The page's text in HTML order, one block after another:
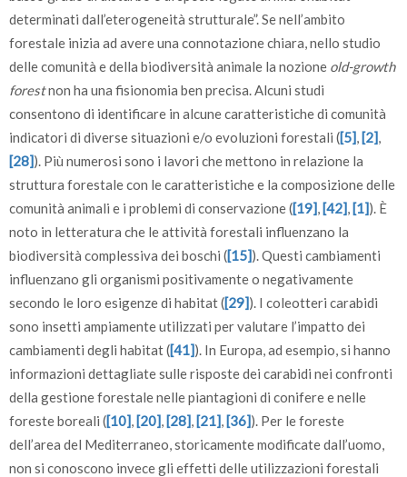
determinati dall’eterogeneità strutturale”. Se nell’ambito
forestale inizia ad avere una connotazione chiara, nello studio
delle comunità e della biodiversità animale la nozione old-growth
forestnon ha una fisionomia ben precisa. Alcuni studi
consentono di identificare in alcune caratteristiche di comunità
indicatori di diverse situazioni e/o evoluzioni forestali ([5],[2],
[28]). Più numerosi sono i lavori che mettono in relazione la
struttura forestale con le caratteristiche e la composizione delle
comunità animali e i problemi di conservazione ([19],[42],[1]). È
noto in letteratura che le attività forestali influenzano la
biodiversità complessiva dei boschi ([15]). Questi cambiamenti
influenzano gli organismi positivamente o negativamente
secondo le loro esigenze di habitat ([29]). I coleotteri carabidi
sono insetti ampiamente utilizzati per valutare l’impatto dei
cambiamenti degli habitat ([41]). In Europa, ad esempio, si hanno
informazioni dettagliate sulle risposte dei carabidi nei confronti
della gestione forestale nelle piantagioni di conifere e nelle
foreste boreali ([10],[20],[28],[21],[36]). Per le foreste
dell’area del Mediterraneo, storicamente modificate dall’uomo,
non si conoscono invece gli effetti delle utilizzazioni forestali